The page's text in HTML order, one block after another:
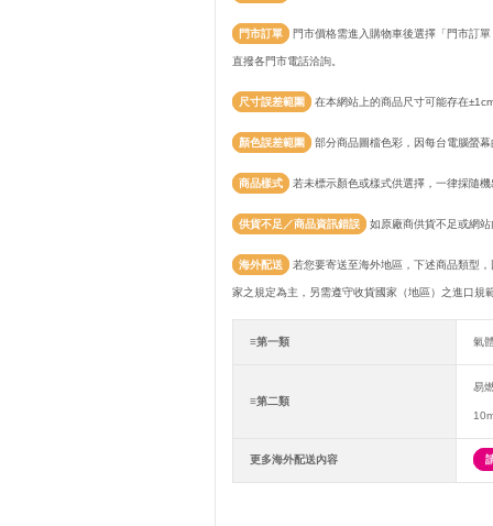
門市訂單 門市價格需進入購物車後選擇「門市訂
直撥各門市電話洽詢。
尺寸誤差範圍 在本網站上的商品尺寸可能存在
顏色誤差範圍 部分商品圖檔色彩，因每台電腦螢
商品樣式 若未標示顏色或樣式供選擇，一律採隨
供貨不足／商品資訊錯誤 如原廠商供貨不足或網
海外配送 若您要寄送至海外地區，下述商品類型
家之規定為主，另需遵守收貨國家（地區）之進口規
≡第一類 氣
≡第二類
易
更多海外配送內容